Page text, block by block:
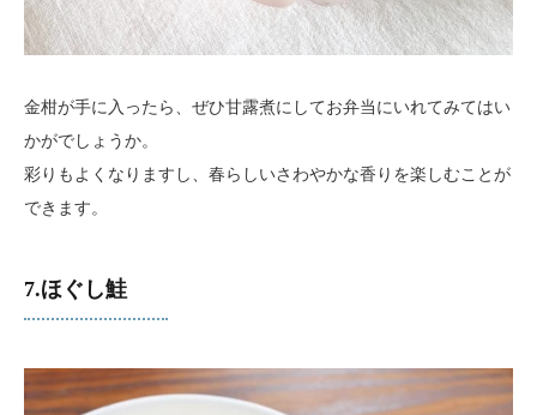
金柑が手に入ったら、ぜひ甘露煮にしてお弁当にいれてみてはい
かがでしょうか。
彩りもよくなりますし、春らしいさわやかな香りを楽しむことが
できます。
7.ほぐし鮭